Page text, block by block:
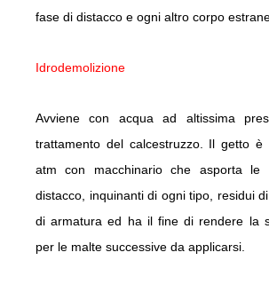
fase di distacco e ogni altro corpo
Idrodemolizione
Avviene con acqua ad altissima
trattamento del calcestruzzo. Il getto è
atm con macchinario che asporta
distacco, inquinanti di ogni tipo, residui
di armatura ed ha il fine di rendere la
per le malte successive da applicarsi.